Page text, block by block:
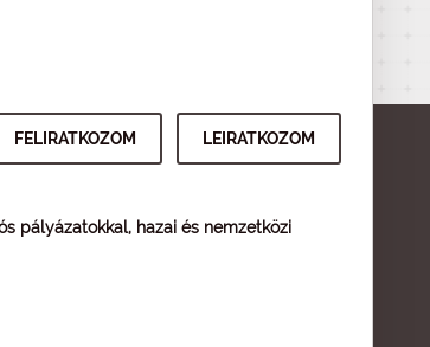
pályázatokkal, hazai és nemzetközi